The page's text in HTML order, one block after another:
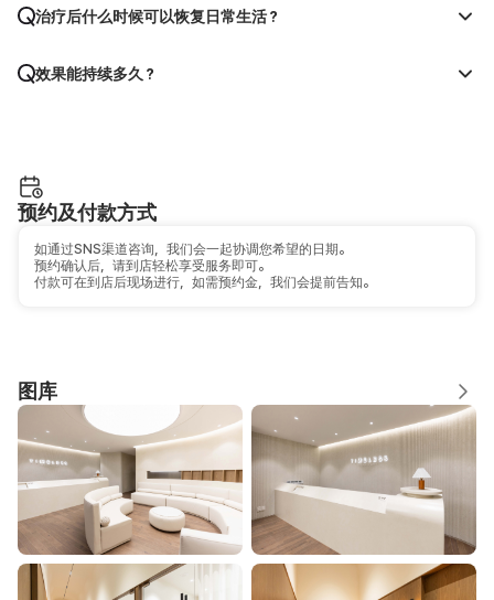
治疗后什么时候可以恢复日常生活？
效果能持续多久？
预约及付款方式
如通过SNS渠道咨询，我们会一起协调您希望的日期。
预约确认后，请到店轻松享受服务即可。
付款可在到店后现场进行，如需预约金，我们会提前告知。
图库